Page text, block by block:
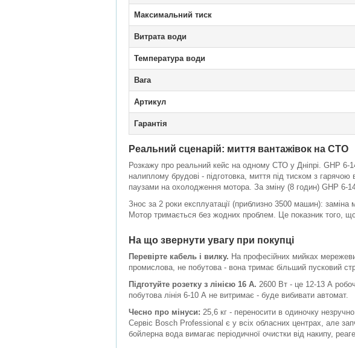
Максимальний тиск
Витрата води
Температура води
Вага
Артикул
Гарантія
Реальний сценарій: миття вантажівок на СТО
Розкажу про реальний кейс на одному СТО у Дніпрі. GHP
налиплому брудові - підготовка, миття під тиском з
паузами на охолодження мотора. За зміну (8 годин) GHP 6-
Знос за 2 роки експлуатації (приблизно 3500 машин):
Мотор тримається без жодних проблем. Це показник того,
На що звернути увагу при покупці
Перевірте кабель і вилку. На професійних мийках
промислова, не побутова - вона тримає більший пусковий
Підготуйте розетку з лінією 16 А. 2600 Вт - це 12-13 А
побутова лінія 6-10 А не витримає - буде вибивати автомат.
Чесно про мінуси: 25,6 кг - переносити в одиночку
Сервіс Bosch Professional є у всіх обласних центрах, але
бойлерна вода вимагає періодичної очистки від накипу,